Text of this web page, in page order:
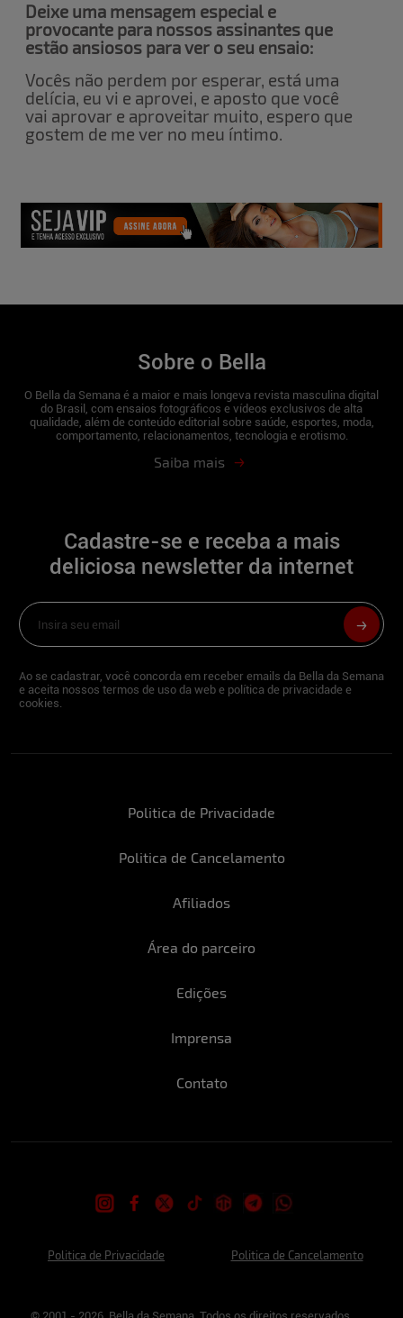
Deixe uma mensagem especial e
provocante para nossos assinantes que
estão ansiosos para ver o seu ensaio:
Vocês não perdem por esperar, está uma
delícia, eu vi e aprovei, e aposto que você
vai aprovar e aproveitar muito, espero que
gostem de me ver no meu íntimo.
Sobre o Bella
O Bella da Semana é a maior e mais longeva revista masculina digital
do Brasil, com ensaios fotográficos e vídeos exclusivos de alta
qualidade, além de conteúdo editorial sobre saúde, esportes, moda,
comportamento, relacionamentos, tecnologia e erotismo.
Saiba mais
Politica de Privacidade
Politica de Cancelamento
Afiliados
Área do parceiro
Edições
Imprensa
Contato
Cadastre-se e receba a mais
deliciosa newsletter da internet
Ao se cadastrar, você concorda em receber emails da Bella da Semana
e aceita nossos termos de uso da web e política de privacidade e
cookies.
Politica de Privacidade Politica de Cancelamento